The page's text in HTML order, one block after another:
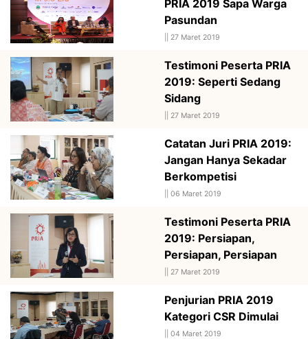
PRIA 2019 Sapa Warga
Pasundan
27 Maret 2019
Testimoni Peserta PRIA
2019: Seperti Sedang
Sidang
27 Maret 2019
Catatan Juri PRIA 2019:
Jangan Hanya Sekadar
Berkompetisi
06 Maret 2019
Testimoni Peserta PRIA
2019: Persiapan,
Persiapan, Persiapan
27 Maret 2019
Penjurian PRIA 2019
Kategori CSR Dimulai
04 Maret 2019